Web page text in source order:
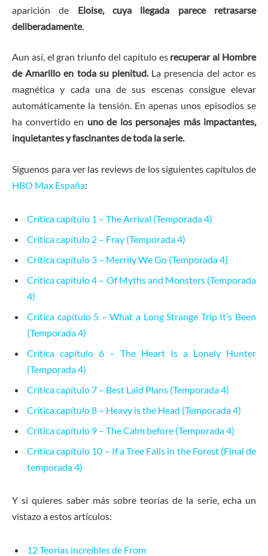
aparición de Eloise, cuya llegada parece retrasarse
deliberadamente.
Aun así, el gran triunfo del capítulo es recuperar al Hombre
de Amarillo en toda su plenitud.La presencia del actor es
magnética y cada una de sus escenas consigue elevar
automáticamente la tensión. En apenas unos episodios se
ha convertido en uno de los personajes más impactantes,
inquietantes y fascinantes de toda la serie.
Síguenos para ver las reviews de los siguientes capítulos de
HBO Max España:
Crítica capítulo 1 – The Arrival (Temporada 4)
Crítica capítulo 2 – Fray (Temporada 4)
Crítica capítulo 3 – Merrily We Go (Temporada 4)
Crítica capítulo 4 – Of Myths and Monsters (Temporada
4)
Crítica capítulo 5 – What a Long Strange Trip It’s Been
(Temporada 4)
Crítica capítulo 6 – The Heart Is a Lonely Hunter
(Temporada 4)
Crítica capítulo 7 – Best Laid Plans (Temporada 4)
Crítica capítulo 8 – Heavy is the Head (Temporada 4)
Crítica capítulo 9 – The Calm before (Temporada 4)
Crítica capítulo 10 – If a Tree Falls in the Forest (Final de
temporada 4)
Y si quieres saber más sobre teorías de la serie, echa un
vistazo a estos artículos:
12 Teorías increíbles de From